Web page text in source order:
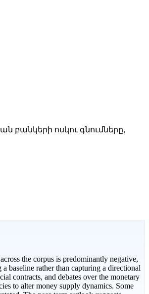
բանկերի ոսկու գնումները,
the corpus is predominantly negative,
baseline rather than capturing a directional
contracts, and debates over the monetary
to alter money supply dynamics. Some